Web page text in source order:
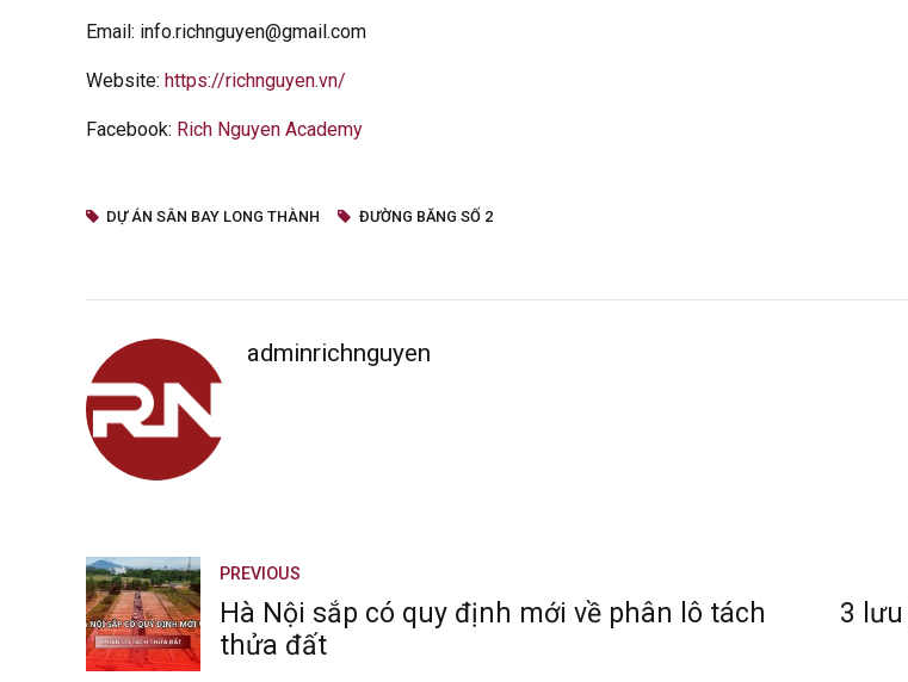
Email: info.richnguyen@gmail.com
Website: https://richnguyen.vn/
Facebook: Rich Nguyen Academy
DỰ ÁN SÂN BAY LONG THÀNH ĐƯỜNG BĂNG SỐ 2
adminrichnguyen
PREVIOUS
Hà Nội sắp có quy định mới về phân lô tách
thửa đất
3